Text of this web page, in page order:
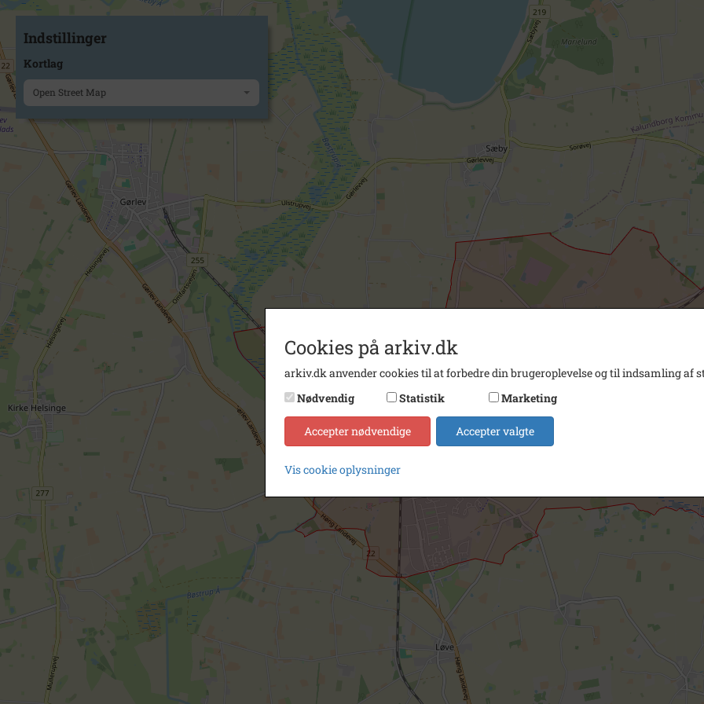
Indstillinger
Kortlag
Open Street Map
Cookies på arkiv.dk
arkiv.dk anvender cookies til at forbedre din brugeroplevelse og til indsamling af
Nødvendig
Statistik Marketing
Accepter nødvendige Accepter valgte
Vis cookie oplysninger